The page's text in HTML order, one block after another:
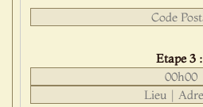
Etape 3 :